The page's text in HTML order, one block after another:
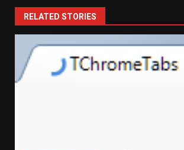
RELATED STORIES